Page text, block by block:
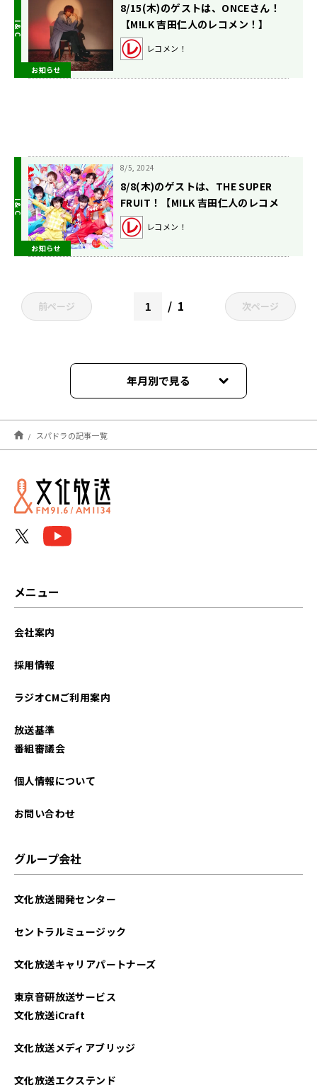
お知らせ
8/15(木)のゲストは、ONCEさん！
【M!LK 吉田仁人のレコメン！】
レコメン！
お知らせ
8/5, 2024
8/8(木)のゲストは、THE SUPER
FRUIT！【M!LK 吉田仁人のレコメ
ン！】
レコメン！
前ページ 1 次ページ
年月別で見る
2024年09月
2024年08月
スパドラの記事一覧
メニュー
会社案内
採用情報
ラジオCMご利用案内
放送基準
番組審議会
個人情報について
お問い合わせ
グループ会社
文化放送開発センター
セントラルミュージック
文化放送キャリアパートナーズ
東京音研放送サービス
文化放送iCraft
文化放送メディアブリッジ
文化放送エクステンド